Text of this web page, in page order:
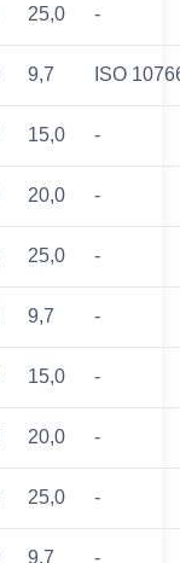
25,0 -
9,7 ISO
15,0 -
20,0 -
25,0 -
9,7 -
15,0 -
20,0 -
25,0 -
9,7 -